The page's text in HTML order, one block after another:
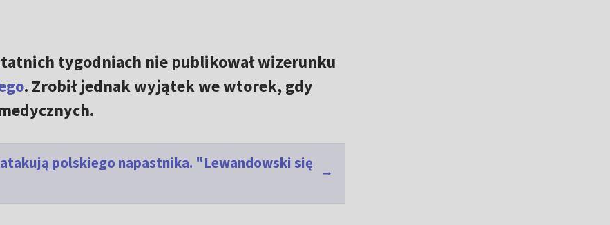
tygodniach nie publikował wizerunku
. Zrobił jednak wyjątek we wtorek, gdy
polskiego napastnika. "Lewandowski się